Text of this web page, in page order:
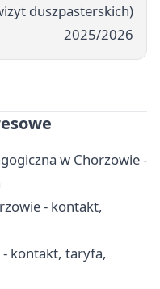
duszpasterskich)
2025/2026
w Chorzowie -
- kontakt,
- kontakt, taryfa,